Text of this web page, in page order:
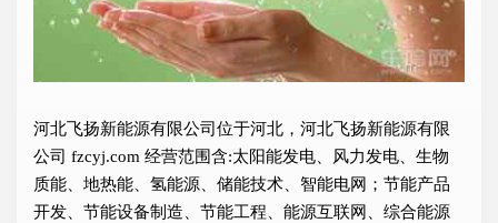
河北飞扬新能源有限公司位于河北，河北飞扬新能源有限
公司 fzcyj.com 经营范围含:太阳能发电、风力发电、生物
质能、地热能、氢能源、储能技术、智能电网；节能产品
开发、节能设备制造、节能工程、能源互联网、综合能源